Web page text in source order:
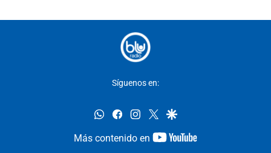
Síguenos en:
whatsappfacebookinstagram
twittergoogle
Más contenido en
youtube-